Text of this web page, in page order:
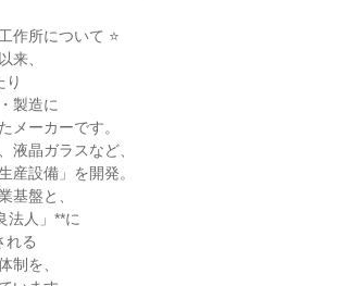
作所について ⭐
来、
り
製造に
メーカーです。
液晶ガラスなど、
産設備」を開発。
基盤と、
法人」**に
れる
制を、